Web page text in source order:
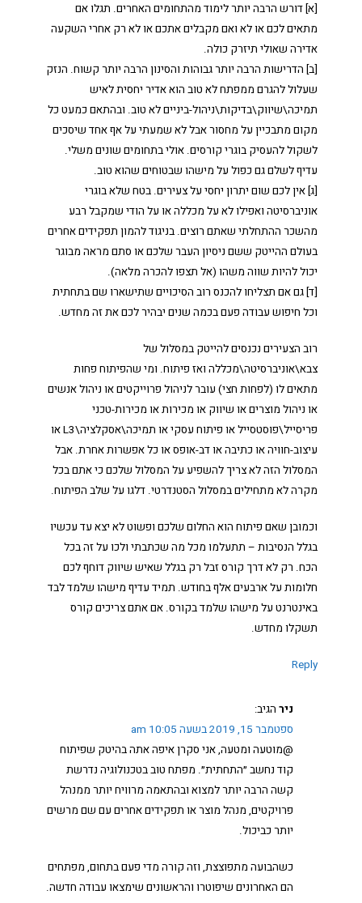
[א] דורש הרבה יותר לימוד מהתחומים האחרים. תגלו אם
מתאים לכם או לא ואם מקבלים אתכם או לא רק אחרי השקעה
אדירה שאולי תיזרק כולה.
[ב] הדרישות הרבה יותר גבוהות והסינון הרבה יותר קשוח. הנזק
שעלול להגרם ממפתח לא טוב הוא אדיר יחסית לאיש
תמיכה\שיווק\בדיקות\ניהול-ביניים לא טוב. ובהתאם כמעט כל
מקום מתבכיין על מחסור אבל לא שמעתי על אף אחד שיסכים
לשקול להעסיק בוגרי קורסים. אולי בתחומים שונים משלי.
עדיף לשלם גם כפול על מישהו שבטוחים שהוא טוב.
[ג] אין לכם שום יתרון יחסי על צעירים. בטח שלא בוגרי
אוניברסיטה ואפילו לא על מכללה או על הודי שמקבל רבע
מהשכר ההתחלתי שאתם רוצים. בניגוד להמון תפקידים אחרים
בעולם ההייטק ששם ניסיון העבר שלכם או סתם מראה מבוגר
יכול להיות שווה משהו (אל תצפו להכרה מלאה).
[ד] גם אם תצליחו להכנס רוב הסיכויים שתישארו שם בתחתית
וכל חיפוש עבודה פעם בכמה שנים יבהיר לכם את זה מחדש.
רוב הצעירים נכנסים להייטק במסלול של
צבא\אוניברסיטה\מכללה ואז פיתוח. ומי שהפיתוח פחות
מתאים לו (לפחות חצי) עובר לניהול פרוייקטים או ניהול אנשים
או ניהול מוצרים או שיווק או מכירות או מכירות-טכני
פריסייל\פוסטסייל או פיתוח עסקי או תמיכה\אסקלציה\L3 או
עיצוב-חוויה או כתיבה או דב-אופס או כל אפשרות אחרת. אבל
המסלול הזה לא צריך להשפיע על המסלול שלכם כי אתם בכל
מקרה לא מתחילים במסלול הסטנדרטי. דלגו על שלב הפיתוח.
וכמובן שאם פיתוח הוא החלום שלכם ופשוט לא יצא עד עכשיו
בגלל הנסיבות – תתעלמו מכל מה שכתבתי ולכו על זה בכל
הכח. רק לא דרך קורס זבל רק בגלל שאיש שיווק דוחף לכם
חלומות על ארבעים אלף בחודש. תמיד עדיף מישהו שלמד לבד
באינטרנט על מישהו שלמד בקורס. אם אתם צריכים קורס
תשקלו מחדש.
Reply
ניר הגיב:
ספטמבר 15, 2019 בשעה 10:05 am
@מוטעה ומטעה, אני סקרן איפה אתה בהיטק שפיתוח
קוד נחשב ״התחתית״. מפתח טוב בטכנולוגיה נדרשת
קשה הרבה יותר למצוא ובהתאמה מרוויח יותר ממנהל
פרויקטים, מנהל מוצר או תפקידים אחרים עם שם מרשים
יותר כביכול.
כשהבועה מתפוצצת, וזה קורה מדי פעם בתחום, מפתחים
הם האחרונים שיפוטרו והראשונים שימצאו עבודה חדשה.